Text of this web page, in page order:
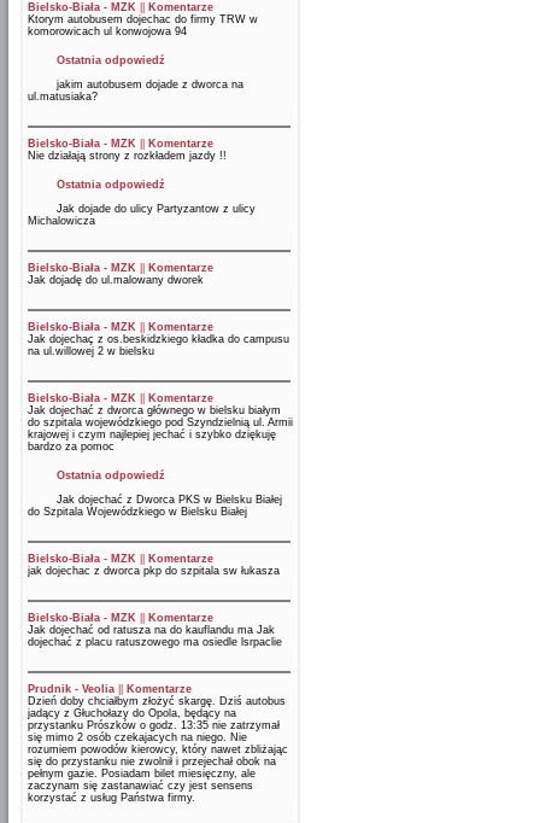
Bielsko-Biała - MZK
Komentarze
Ktorym autobusem dojechac do firmy TRW w
komorowicach ul konwojowa 94
Ostatnia odpowiedź
jakim autobusem dojade z dworca na
ul.matusiaka?
Bielsko-Biała - MZK
Komentarze
Nie działają strony z rozkładem jazdy !!
Ostatnia odpowiedź
Jak dojade do ulicy Partyzantow z ulicy
Michalowicza
Bielsko-Biała - MZK
Komentarze
Jak dojadę do ul.malowany dworek
Bielsko-Biała - MZK
Komentarze
Jak dojechaç z os.beskidzkiego kładka do campusu
na ul.willowej 2 w bielsku
Bielsko-Biała - MZK
Komentarze
Jak dojechać z dworca głównego w bielsku białym
do szpitala wojewódzkiego pod Szyndzielnią ul. Armii
krajowej i czym najlepiej jechać i szybko dziękuję
bardzo za pomoc
Ostatnia odpowiedź
Jak dojechać z Dworca PKS w Bielsku Białej
do Szpitala Wojewódzkiego w Bielsku Białej
Bielsko-Biała - MZK
Komentarze
jak dojechac z dworca pkp do szpitala sw łukasza
Bielsko-Biała - MZK
Komentarze
Jak dojechać od ratusza na do kauflandu ma Jak
dojechać z placu ratuszowego ma osiedle lsrpaclie
Prudnik - Veolia
Komentarze
Dzień doby chciałbym złożyć skargę. Dziś autobus
jadący z Głuchołazy do Opola, będący na
przystanku Prószków o godz. 13:35 nie zatrzymał
się mimo 2 osób czekajacych na niego. Nie
rozumiem powodów kierowcy, który nawet zbliżając
się do przystanku nie zwolnił i przejechał obok na
pełnym gazie. Posiadam bilet miesięczny, ale
zaczynam się zastanawiać czy jest sensens
korzystać z usług Państwa firmy.